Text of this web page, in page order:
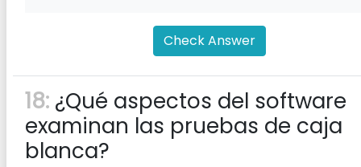
Check Answer
18: ¿Qué aspectos del software
examinan las pruebas de caja
blanca?